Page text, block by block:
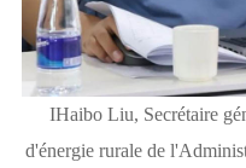
IHaibo Liu, Secrétaire
d'énergie rurale de